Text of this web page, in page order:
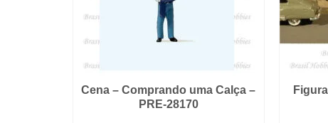
Cena – Comprando uma Calça –
PRE-28170